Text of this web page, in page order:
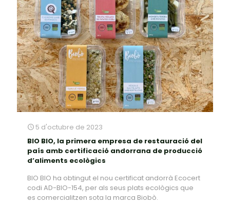
5 d'octubre de 2023
BIO BIO, la primera empresa de restauració del
país amb certificació andorrana de producció
d’aliments ecològics
BIO BIO ha obtingut el nou certificat andorrà Ecocert
codi AD-BIO-154, per als seus plats ecològics que
es comercialitzen sota la marca Biobò.